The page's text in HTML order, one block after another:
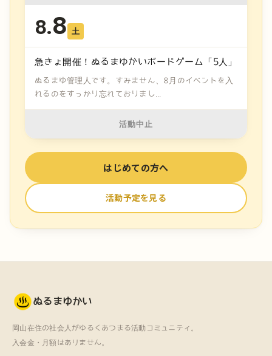
8.8 土
急きょ開催！ぬるまゆかいボードゲーム「5人」
ぬるまゆ管理人です。すみません、8月のイベントを入
れるのをすっかり忘れておりまし...
活動中止
はじめての方へ
活動予定を見る
ぬるまゆかい
岡山在住の社会人がゆるくあつまる活動コミュニティ。
入会金・月額はありません。